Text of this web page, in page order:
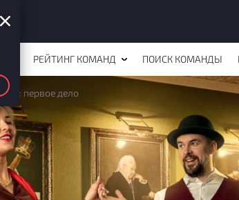
РЕЙТИНГ КОМАНД ПОИСК КОМАНДЫ
первое дело